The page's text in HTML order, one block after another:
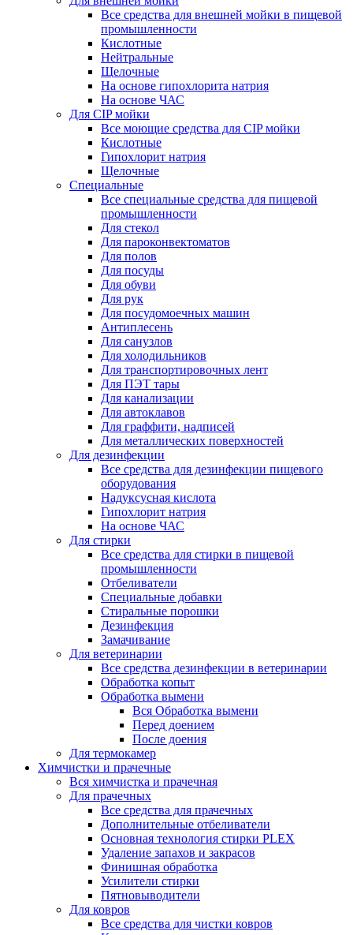
Все средства для внешней мойки в пищевой
промышленности
Кислотные
Нейтральные
Щелочные
На основе гипохлорита натрия
На основе ЧАС
Для CIP мойки
Все моющие средства для CIP мойки
Кислотные
Гипохлорит натрия
Щелочные
Специальные
Все специальные средства для пищевой
промышленности
Для стекол
Для пароконвектоматов
Для полов
Для посуды
Для обуви
Для рук
Для посудомоечных машин
Антиплесень
Для санузлов
Для холодильников
Для транспортировочных лент
Для ПЭТ тары
Для канализации
Для автоклавов
Для граффити, надписей
Для металлических поверхностей
Для дезинфекции
Все средства для дезинфекции пищевого
оборудования
Надуксусная кислота
Гипохлорит натрия
На основе ЧАС
Для стирки
Все средства для стирки в пищевой
промышленности
Отбеливатели
Специальные добавки
Стиральные порошки
Дезинфекция
Замачивание
Для ветеринарии
Все средства дезинфекции в ветеринарии
Обработка копыт
Обработка вымени
Вся Обработка вымени
Перед доением
После доения
Для термокамер
Химчистки и прачечные
Вся химчистка и прачечная
Для прачечных
Все средства для прачечных
Дополнительные отбеливатели
Основная технология стирки PLEX
Удаление запахов и закрасов
Финишная обработка
Усилители стирки
Пятновыводители
Для ковров
Все средства для чистки ковров